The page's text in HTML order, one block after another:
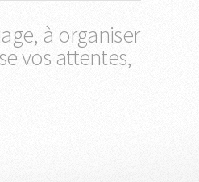
à organiser
vos attentes,